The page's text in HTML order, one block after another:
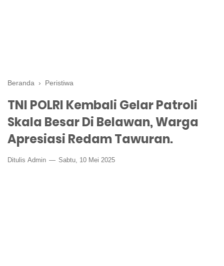
Beranda › Peristiwa
TNI POLRI Kembali Gelar Patroli
Skala Besar Di Belawan, Warga
Apresiasi Redam Tawuran.
Ditulis Admin Sabtu, 10 Mei 2025